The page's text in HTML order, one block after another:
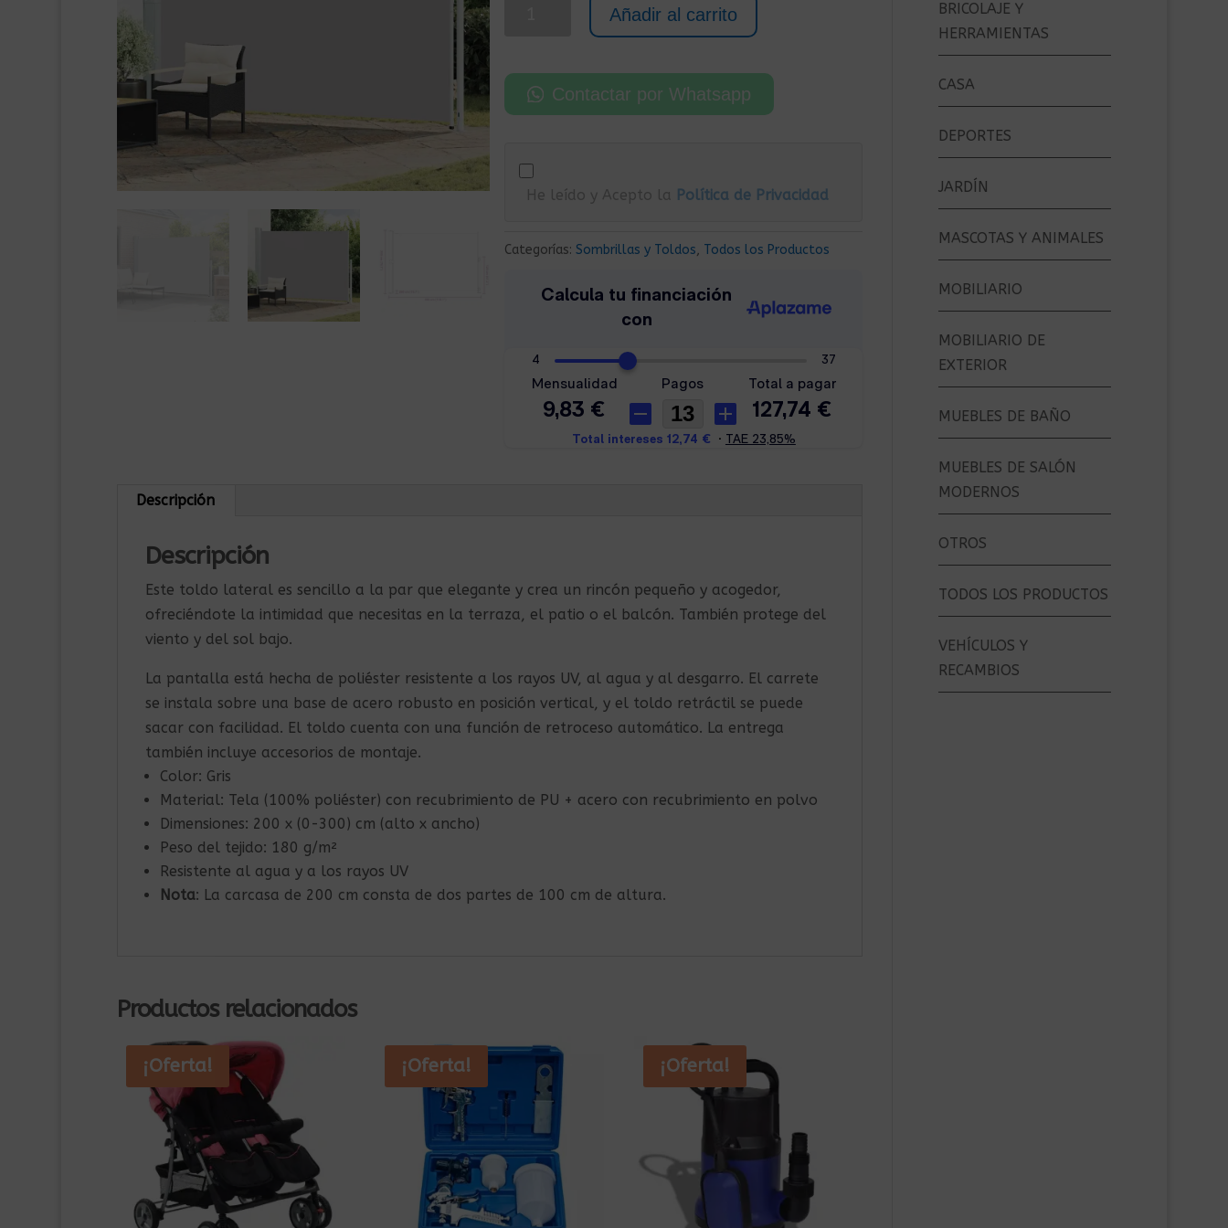
300x200
Añadir al carrito
Contactar por Whatsapp
He leído y Acepto la Política de Privacidad
Categorías:Sombrillas y Toldos, Todos los Productos
Descripción
Descripción
Este toldo lateral es sencillo a la par que elegante y crea un rincón pequeño y acogedor,
ofreciéndote la intimidad que necesitas en la terraza, el patio o el balcón. También protege del
viento y del sol bajo.
La pantalla está hecha de poliéster resistente a los rayos UV, al agua y al desgarro. El carrete
se instala sobre una base de acero robusto en posición vertical, y el toldo retráctil se puede
sacar con facilidad. El toldo cuenta con una función de retroceso automático. La entrega
también incluye accesorios de montaje.
Color: Gris
Material: Tela (100% poliéster) con recubrimiento de PU + acero con recubrimiento en polvo
Dimensiones: 200 x (0-300) cm (alto x ancho)
Peso del tejido: 180 g/m²
Resistente al agua y a los rayos UV
Nota: La carcasa de 200 cm consta de dos partes de 100 cm de altura.
Productos relacionados
¡Oferta! ¡Oferta! ¡Oferta!
BRICOLAJE Y
HERRAMIENTAS
CASA
DEPORTES
JARDÍN
MASCOTAS Y ANIMALES
MOBILIARIO
MOBILIARIO DE
EXTERIOR
MUEBLES DE BAÑO
MUEBLES DE SALÓN
MODERNOS
OTROS
TODOS LOS PRODUCTOS
VEHÍCULOS Y
RECAMBIOS